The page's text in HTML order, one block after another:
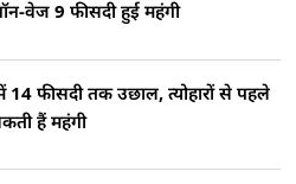
वेज 9 फीसदी हुई महंगी
14 फीसदी तक उछाल, त्योहारों से पहले
हैं महंगी